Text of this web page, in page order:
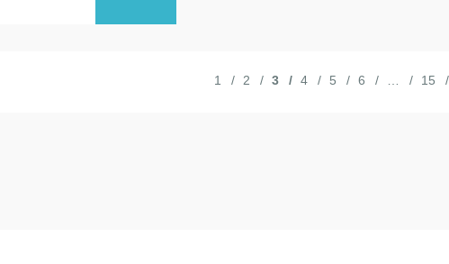
1 2 3 4 5 6 15